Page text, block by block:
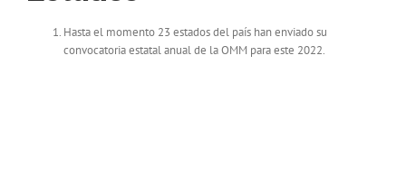
Hasta el momento 23 estados del país han enviado su
convocatoria estatal anual de la OMM para este 2022.